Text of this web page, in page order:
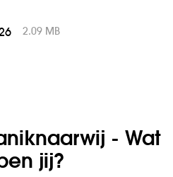
2.09 MB
- Wat
jij?